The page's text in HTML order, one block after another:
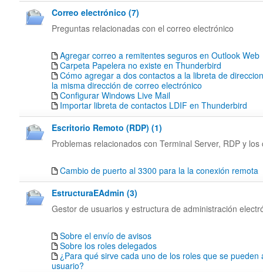
Correo electrónico (7)
Preguntas relacionadas con el correo electrónico
Agregar correo a remitentes seguros en Outlook Web
Carpeta Papelera no existe en Thunderbird
Cómo agregar a dos contactos a la libreta de
la misma dirección de correo electrónico
Configurar Windows Live Mail
Importar libreta de contactos LDIF en Thunderbird
Escritorio Remoto (RDP) (1)
Problemas relacionados con Terminal Server, RDP y los
Cambio de puerto al 3300 para la la conexión remota
EstructuraEAdmin (3)
Gestor de usuarios y estructura de administración
Sobre el envío de avisos
Sobre los roles delegados
¿Para qué sirve cada uno de los roles que se pueden
usuario?